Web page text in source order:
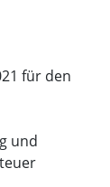
für den
und